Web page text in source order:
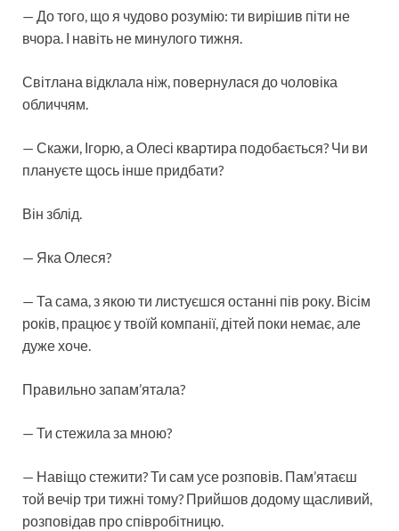
— До того, що я чудово розумію: ти вирішив піти не
вчора. І навіть не минулого тижня.
Світлана відклала ніж, повернулася до чоловіка
обличчям.
— Скажи, Ігорю, а Олесі квартира подобається? Чи ви
плануєте щось інше придбати?
Він зблід.
— Яка Олеся?
— Та сама, з якою ти листуєшся останні пів року. Вісім
років, працює у твоїй компанії, дітей поки немає, але
дуже хоче.
Правильно запам’ятала?
— Ти стежила за мною?
— Навіщо стежити? Ти сам усе розповів. Пам’ятаєш
той вечір три тижні тому? Прийшов додому щасливий,
розповідав про співробітницю.